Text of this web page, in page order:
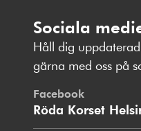
Sociala
Håll dig
gärna med oss på
Facebook
Röda Korset